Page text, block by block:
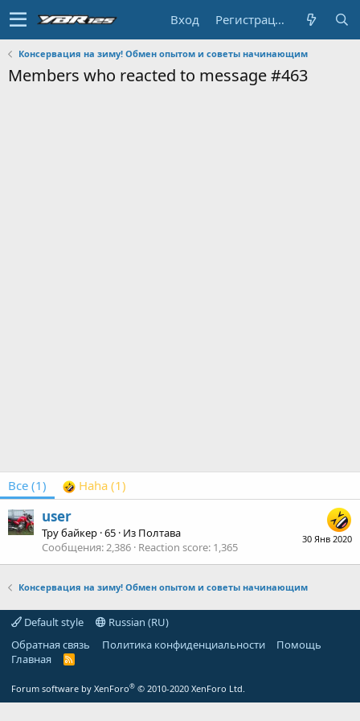
Вход Регистрация
Консервация на зиму! Обмен опытом и советы начинающим
Members who reacted to message #463
Все (1) Haha (1)
30 Янв 2020
user
Тру байкер ·65 · Из Полтава
Сообщения 2,386 Reaction score 1,365
Консервация на зиму! Обмен опытом и советы начинающим
Default style
Russian (RU)
Обратная связь
Политика конфиденциальности
Помощь
Главная
R
Forum software by XenForo® © 2010-2020 XenForo Ltd.